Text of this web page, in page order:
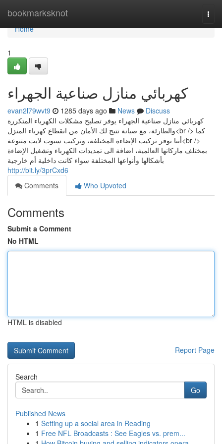
bookmarksknot
Home
Home
1
كهربائي منازل صناعية الجهراء
evan2l79wvt9 1285 days ago News
Discuss
كهربائي منازل صناعية الجهراء يوفر تصليح مشكلات الكهرباء المتكررة
والطارئة، مع صيانة تتيح لك الأمان من انقطاع كهرباء المنزل<br /> كما
أننا نوفر تركيب الإضاءة المختلفة، وتركيب سبوت لايت متنوعة<br />
بمختلف ماركاتها العالمية، اضافة الى تمديدات الكهرباء وتشغيل الإضاءة
بأشكالها وأنواعها المختلفة سواء كانت داخلية أم خارجية
http://bit.ly/3prCxd6
Comments
Who Upvoted
Comments
Submit a Comment
No HTML
HTML is disabled
Report Page
Search
Go
Published News
1 Setting up a social area in Reading
1 Free NFL Broadcasts : See Eagles vs. prem...